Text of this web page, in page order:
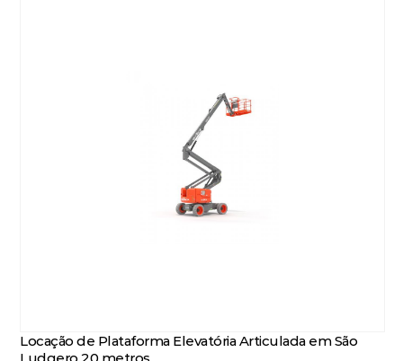
Locação de Plataforma Elevatória Articulada em São